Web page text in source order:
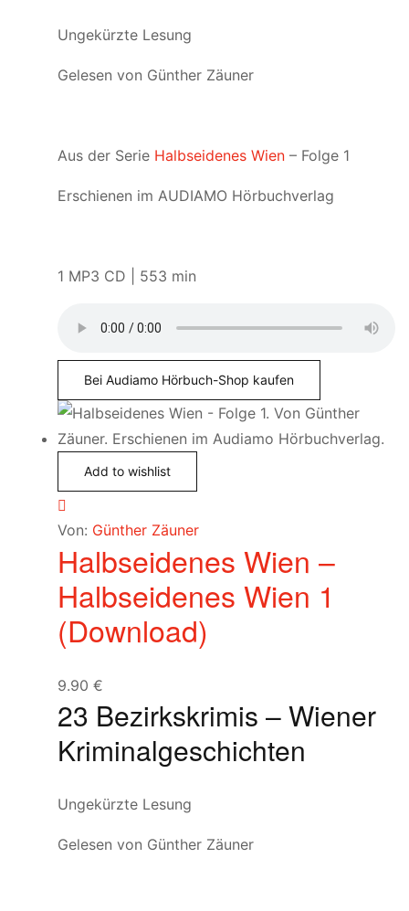
Ungekürzte Lesung
Gelesen von Günther Zäuner
Aus der Serie Halbseidenes Wien – Folge 1
Erschienen im AUDIAMO Hörbuchverlag
1 MP3 CD | 553 min
Bei Audiamo Hörbuch-Shop kaufen
Add to wishlist
Von: Günther Zäuner
Halbseidenes Wien –
Halbseidenes Wien 1
(Download)
9.90 €
23 Bezirkskrimis – Wiener
Kriminalgeschichten
Ungekürzte Lesung
Gelesen von Günther Zäuner